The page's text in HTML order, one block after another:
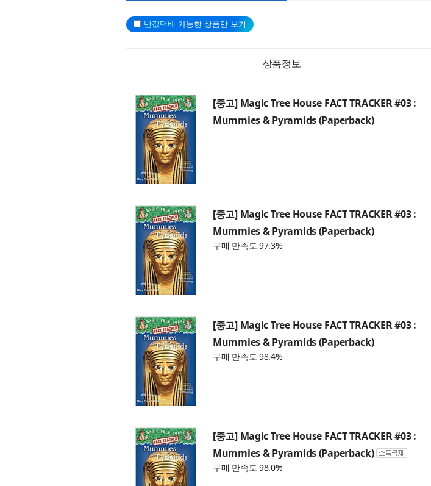
반값택배 가능한 상품만 보기
상품정보
[중고] Magic Tree House FACT TRACKER #03 :
Mummies & Pyramids (Paperback)
[중고] Magic Tree House FACT TRACKER #03 :
Mummies & Pyramids (Paperback)
구매 만족도 97.3%
[중고] Magic Tree House FACT TRACKER #03 :
Mummies & Pyramids (Paperback)
구매 만족도 98.4%
[중고] Magic Tree House FACT TRACKER #03 :
Mummies & Pyramids (Paperback)
구매 만족도 98.0%